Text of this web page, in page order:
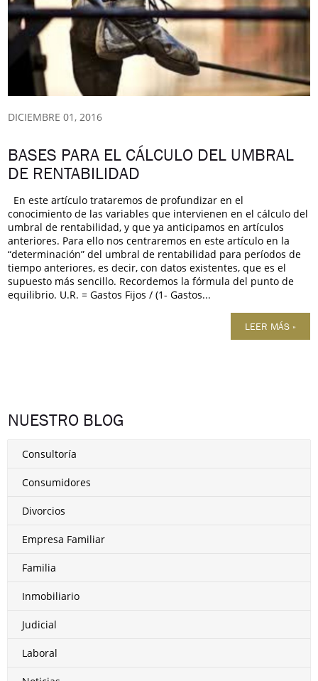
DICIEMBRE 01, 2016
BASES PARA EL CÁLCULO DEL UMBRAL
DE RENTABILIDAD
En este artículo trataremos de profundizar en el
conocimiento de las variables que intervienen en el cálculo del
umbral de rentabilidad, y que ya anticipamos en artículos
anteriores. Para ello nos centraremos en este artículo en la
“determinación” del umbral de rentabilidad para períodos de
tiempo anteriores, es decir, con datos existentes, que es el
supuesto más sencillo. Recordemos la fórmula del punto de
equilibrio. U.R. = Gastos Fijos / (1- Gastos...
LEER MÁS »
NUESTRO BLOG
Consultoría
Consumidores
Divorcios
Empresa Familiar
Familia
Inmobiliario
Judicial
Laboral